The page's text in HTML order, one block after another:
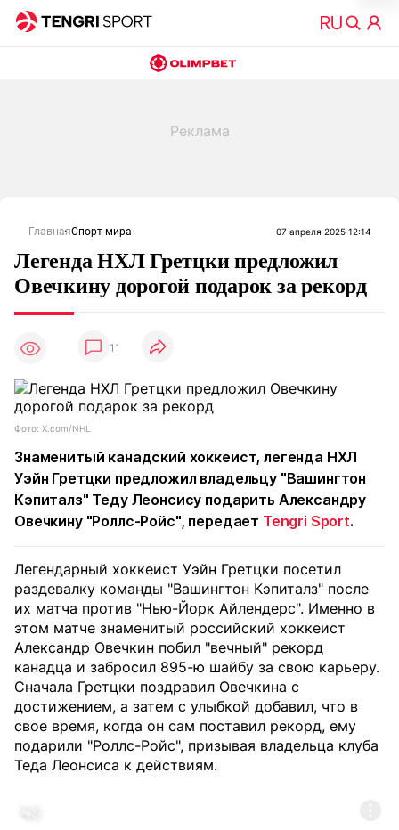
ГлавнаяСпорт мира 07 апреля 2025 12:14
Легенда НХЛ Гретцки предложил
Овечкину дорогой подарок за рекорд
11
Фото: X.com/NHL
Знаменитый канадский хоккеист, легенда НХЛ
Уэйн Гретцки предложил владельцу "Вашингтон
Кэпиталз" Теду Леонсису подарить Александру
Овечкину "Роллс-Ройс", передает Tengri Sport.
Легендарный хоккеист Уэйн Гретцки посетил
раздевалку команды "Вашингтон Кэпиталз" после
их матча против "Нью-Йорк Айлендерс". Именно в
этом матче знаменитый российский хоккеист
Александр Овечкин побил "вечный" рекорд
канадца и забросил 895-ю шайбу за свою карьеру.
Сначала Гретцки поздравил Овечкина с
достижением, а затем с улыбкой добавил, что в
свое время, когда он сам поставил рекорд, ему
подарили "Роллс-Ройс", призывая владельца клуба
Теда Леонсиса к действиям.